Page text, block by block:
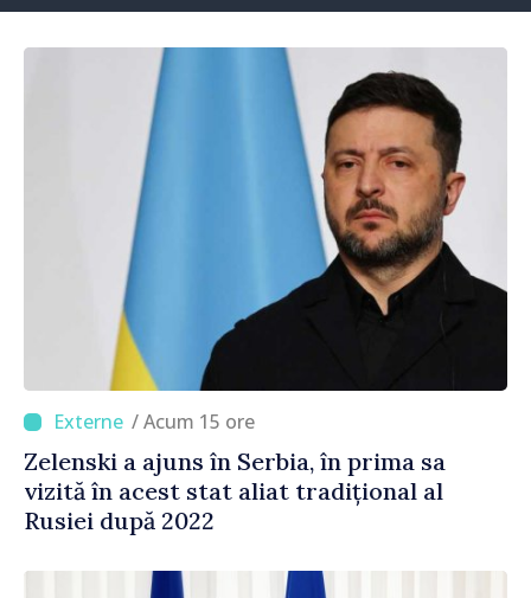
/ Acum 15 ore
Zelenski a ajuns în Serbia, în prima sa
vizită în acest stat aliat tradițional al
Rusiei după 2022